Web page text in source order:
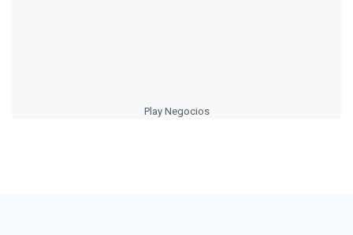
Play Negocios